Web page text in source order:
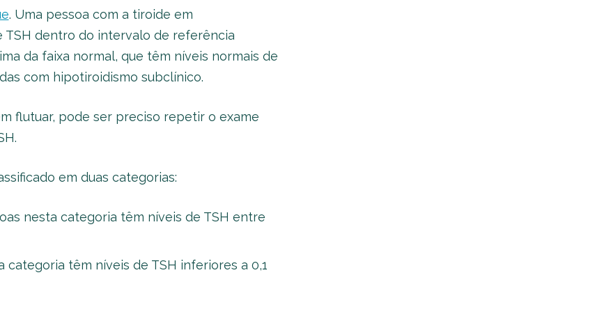
. Uma pessoa com a tiroide em
dentro do intervalo de referência
da faixa normal, que têm níveis normais de
com hipotiroidismo subclínico.
flutuar, pode ser preciso repetir o exame
em duas categorias:
nesta categoria têm níveis de TSH entre
categoria têm níveis de TSH inferiores a 0,1